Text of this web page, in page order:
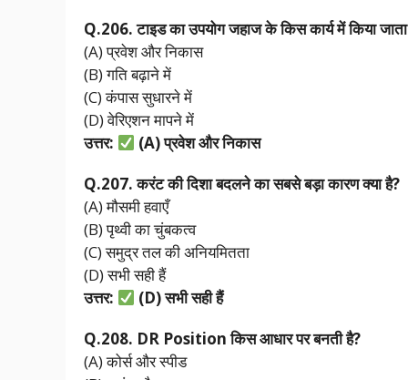
Q.206.टाइडकाउपयोगजहाजकेकिसकार्यमेंकिया
(A) प्रवेश और निकास
(B) गति बढ़ाने में
(C) कंपास सुधारने में
(D) वेरिएशन मापने में
उत्तर:
(A)प्रवेशऔरनिकास
Q.207.करंटकीदिशाबदलनेकासबसेबड़ाकारणक्याहै?
(A) मौसमी हवाएँ
(B) पृथ्वी का चुंबकत्व
(C) समुद्र तल की अनियमितता
(D) सभी सही हैं
उत्तर:
(D)सभीसहीहैं
Q.208. DR Positionकिसआधारपरबनतीहै?
(A) कोर्स और स्पीड